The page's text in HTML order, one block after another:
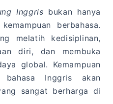
Inggris bukan hanya
berbahasa.
melatih kedisiplinan,
diri, dan membuka
global. Kemampuan
bahasa Inggris akan
sangat berharga di